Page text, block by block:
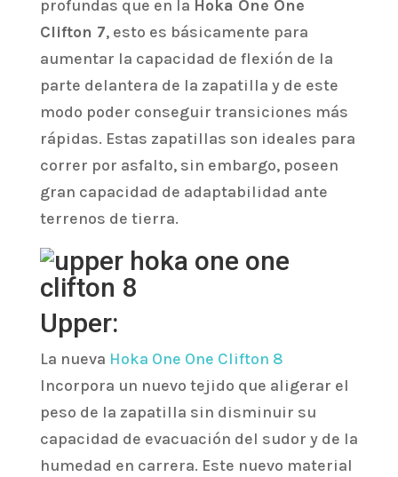
profundas que en la Hoka One One
Clifton 7, esto es básicamente para
aumentar la capacidad de flexión de la
parte delantera de la zapatilla y de este
modo poder conseguir transiciones más
rápidas. Estas zapatillas son ideales para
correr por asfalto, sin embargo, poseen
gran capacidad de adaptabilidad ante
terrenos de tierra.
Upper:
La nueva Hoka One One Clifton 8
Incorpora un nuevo tejido que aligerar el
peso de la zapatilla sin disminuir su
capacidad de evacuación del sudor y de la
humedad en carrera. Este nuevo material